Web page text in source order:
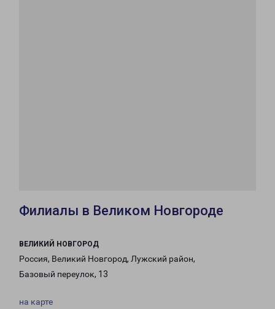
Филиалы в Великом Новгороде
ВЕЛИКИЙ НОВГОРОД
Россия, Великий Новгород, Лужский район,
Базовый переулок, 13
на карте